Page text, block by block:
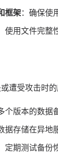
框架：确保使
使用文件完整
遭受攻击时
个版本的数据
据存储在异地
定期测试备份